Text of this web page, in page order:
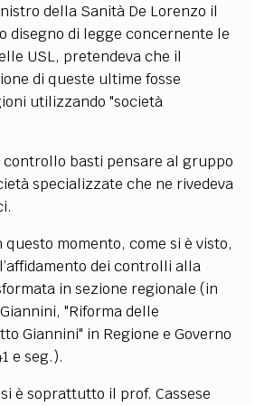
della Sanità De Lorenzo il
disegno di legge concernente le
USL, pretendeva che il
di queste ultime fosse
utilizzando "società
controllo basti pensare al gruppo
specializzate che ne rivedeva
questo momento, come si è visto,
dei controlli alla
in sezione regionale (in
"Riforma delle
Giannini" in Regione e Governo
e seg.).
è soprattutto il prof. Cassese